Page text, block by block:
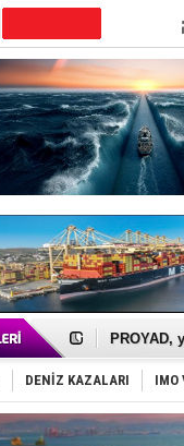
İTU AUV,
PROYAD,
Türkiye-
Türk
Deniz
DÖDER,
Fairline,
DENİZ KAZALARI IMO